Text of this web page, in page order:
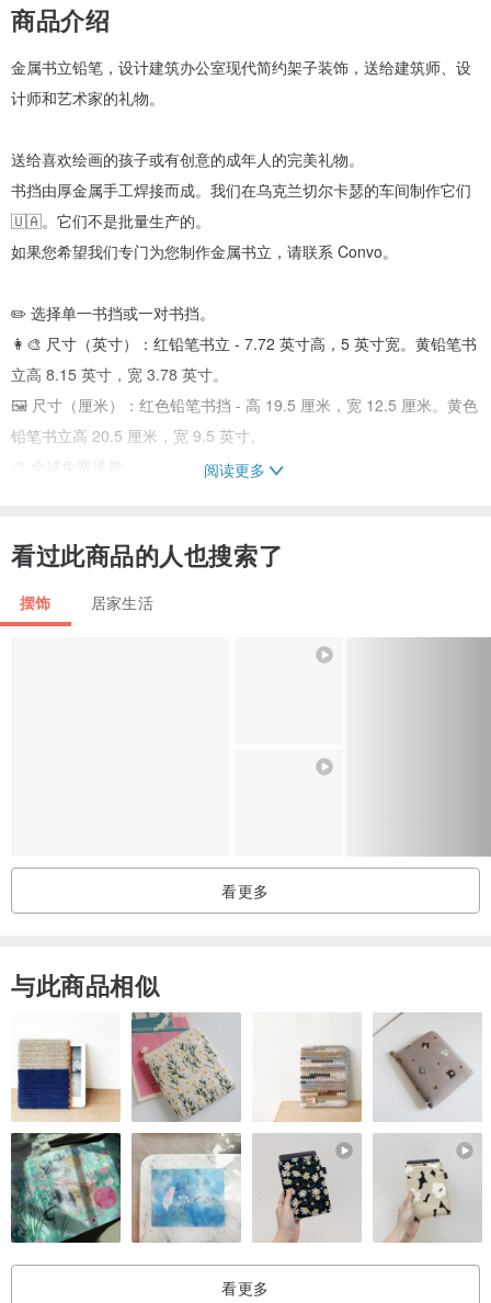
商品介绍
金属书立铅笔，设计建筑办公室现代简约架子装饰，送给建筑师、设
计师和艺术家的礼物。
送给喜欢绘画的孩子或有创意的成年人的完美礼物。
书挡由厚金属手工焊接而成。我们在乌克兰切尔卡瑟的车间制作它们
🇺🇦。它们不是批量生产的。
如果您希望我们专门为您制作金属书立，请联系 Convo。
✏️ 选择单一书挡或一对书挡。
👩‍🎨 尺寸（英寸）：红铅笔书立 - 7.72 英寸高，5 英寸宽。黄铅笔书
立高 8.15 英寸，宽 3.78 英寸。
🖼️ 尺寸（厘米）：红色铅笔书挡 - 高 19.5 厘米，宽 12.5 厘米。黄色
铅笔书立高 20.5 厘米，宽 9.5 英寸。
🎨 全球免费送货
✈ 透过挂号邮件从乌克兰空运，提供追踪和保险。
===
阅读更多
看过此商品的人也搜索了
摆饰 居家生活
看更多
与此商品相似
看更多